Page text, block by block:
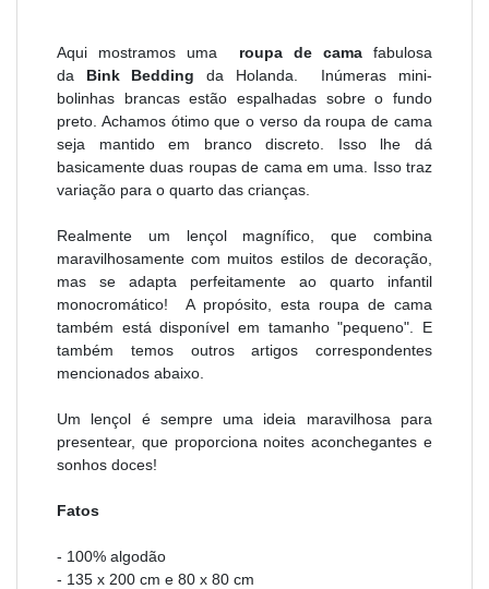
Aqui mostramos uma roupa de cama fabulosa
da Bink Bedding da Holanda. Inúmeras mini-
bolinhas brancas estão espalhadas sobre o fundo
preto. Achamos ótimo que o verso da roupa de cama
seja mantido em branco discreto. Isso lhe dá
basicamente duas roupas de cama em uma. Isso traz
variação para o quarto das crianças.
Realmente um lençol magnífico, que combina
maravilhosamente com muitos estilos de decoração,
mas se adapta perfeitamente ao quarto infantil
monocromático! A propósito, esta roupa de cama
também está disponível em tamanho "pequeno". E
também temos outros artigos correspondentes
mencionados abaixo.
Um lençol é sempre uma ideia maravilhosa para
presentear, que proporciona noites aconchegantes e
sonhos doces!
Fatos
- 100% algodão
- 135 x 200 cm e 80 x 80 cm